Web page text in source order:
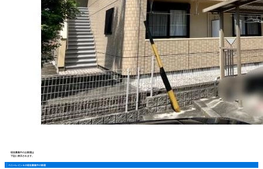
現在募集中のお部屋は
下記に表示されます。
ペニーレインＡの現在募集中の部屋